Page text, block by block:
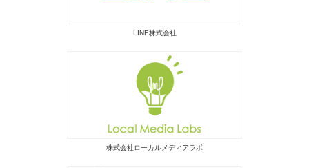
LINE株式会社
株式会社ローカルメディアラボ